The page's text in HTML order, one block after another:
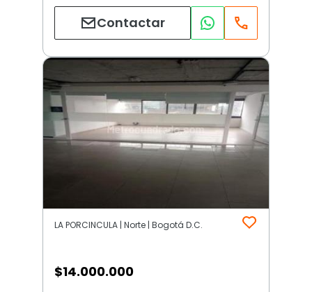
Contactar
LA PORCINCULA | Norte | Bogotá D.C.
$14.000.000